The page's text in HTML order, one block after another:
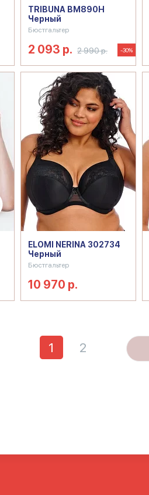
TRIBUNA BM890H
Черный
Бюстгальтер
2 093 р. 2 990 р. -30%
ELOMI NERINA 302734
Черный
Бюстгальтер
10 970 р.
1 2